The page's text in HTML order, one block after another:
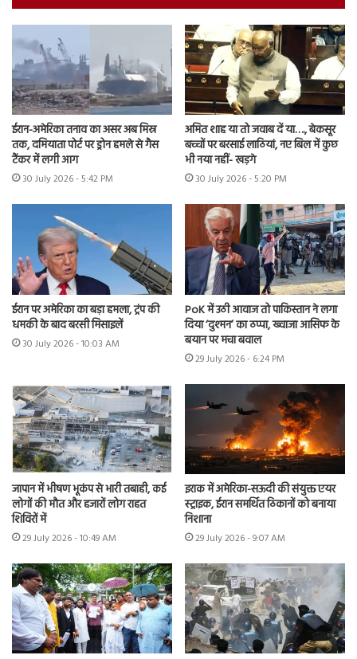
ईरान-अमेरिका तनाव का असर अब मिस्र
तक, दमियाता पोर्ट पर ड्रोन हमले से गैस
टैंकर में लगी आग
30 July 2026 - 5:42 PM
अमित शाह या तो जवाब दें या…., बेकसूर
बच्चों पर बरसाई लाठियां, नए बिल में कुछ
भी नया नहीं- खड़गे
30 July 2026 - 5:20 PM
ईरान पर अमेरिका का बड़ा हमला, ट्रंप की
धमकी के बाद बरसी मिसाइलें
30 July 2026 - 10:03 AM
PoK में उठी आवाज तो पाकिस्तान ने लगा
दिया ‘दुश्मन’ का ठप्पा, ख्वाजा आसिफ के
बयान पर मचा बवाल
29 July 2026 - 6:24 PM
जापान में भीषण भूकंप से भारी तबाही, कई
लोगों की मौत और हजारों लोग राहत
शिविरों में
29 July 2026 - 10:49 AM
इराक में अमेरिका-सऊदी की संयुक्त एयर
स्ट्राइक, ईरान समर्थित ठिकानों को बनाया
निशाना
29 July 2026 - 9:07 AM